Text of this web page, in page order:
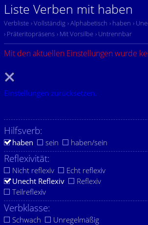
Liste Verben mit haben
Verbliste › Vollständig › Alphabetisch › haben ›
› Präteritopräsens › Mit Vorsilbe › Untrennbar
Mit den aktuellen Einstellungen wurde
Einstellungen zurücksetzen.
Hilfsverb:
haben sein haben/sein
Reflexivität:
Nicht reflexiv
Echt reflexiv
Unecht Reflexiv
Reflexiv
Teilreflexiv
Verbklasse:
Schwach
Unregelmäßig